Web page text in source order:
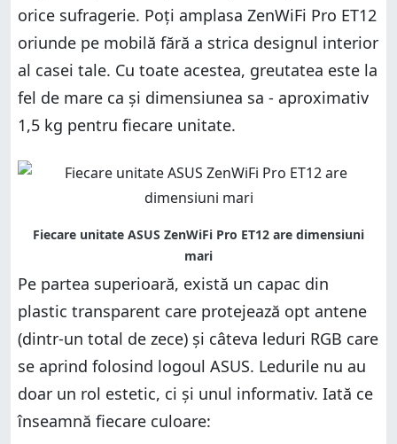
orice sufragerie. Poți amplasa ZenWiFi Pro ET12
oriunde pe mobilă fără a strica designul interior
al casei tale. Cu toate acestea, greutatea este la
fel de mare ca și dimensiunea sa - aproximativ
1,5 kg pentru fiecare unitate.
Pe partea superioară, există un capac din
plastic transparent care protejează opt antene
(dintr-un total de zece) și câteva leduri RGB care
se aprind folosind logoul ASUS. Ledurile nu au
doar un rol estetic, ci și unul informativ. Iată ce
înseamnă fiecare culoare: